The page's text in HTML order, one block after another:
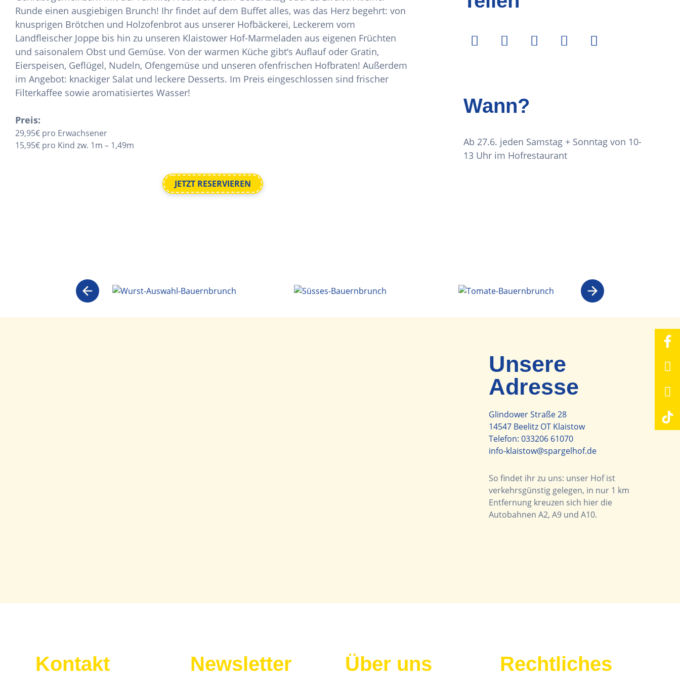
Runde einen ausgiebigen Brunch! Ihr findet auf dem Buffet alles, was das Herz begehrt: von
knusprigen Brötchen und Holzofenbrot aus unserer Hofbäckerei, Leckerem vom
Landfleischer Joppe bis hin zu unseren Klaistower Hof-Marmeladen aus eigenen Früchten
und saisonalem Obst und Gemüse. Von der warmen Küche gibt‘s Auflauf oder Gratin,
Eierspeisen, Geflügel, Nudeln, Ofengemüse und unseren ofenfrischen Hofbraten! Außerdem
im Angebot: knackiger Salat und leckere Desserts. Im Preis eingeschlossen sind frischer
Filterkaffee sowie aromatisiertes Wasser!
Preis:
29,95€ pro Erwachsener
15,95€ pro Kind zw. 1m – 1,49m
JETZT RESERVIEREN
Wann?
Ab 27.6. jeden Samstag + Sonntag von 10-
13 Uhr im Hofrestaurant
Unsere
Adresse
Glindower Straße 28
14547 Beelitz OT Klaistow
Telefon: 033206 61070
info-klaistow@spargelhof.de
So findet ihr zu uns: unser Hof ist
verkehrsgünstig gelegen, in nur 1 km
Entfernung kreuzen sich hier die
Autobahnen A2, A9 und A10.
Kontakt Newsletter Über uns Rechtliches